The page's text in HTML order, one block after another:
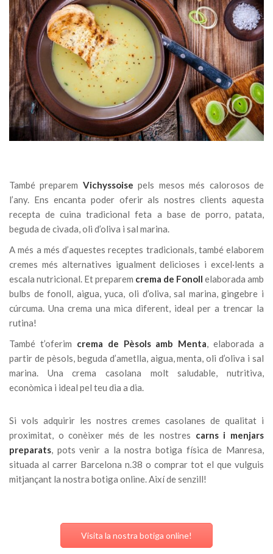
També preparem Vichyssoise pels mesos més calorosos de
l’any. Ens encanta poder oferir als nostres clients aquesta
recepta de cuina tradicional feta a base de porro, patata,
beguda de civada, oli d’oliva i sal marina.
A més a més d’aquestes receptes tradicionals, també elaborem
cremes més alternatives igualment delicioses i excel·lents a
escala nutricional. Et preparem crema de Fonoll elaborada amb
bulbs de fonoll, aigua, yuca, oli d’oliva, sal marina, gingebre i
cúrcuma. Una crema una mica diferent, ideal per a trencar la
rutina!
També t’oferim crema de Pèsols amb Menta, elaborada a
partir de pèsols, beguda d’ametlla, aigua, menta, oli d’oliva i sal
marina. Una crema casolana molt saludable, nutritiva,
econòmica i ideal pel teu dia a dia.
Si vols adquirir les nostres cremes casolanes de qualitat i
proximitat, o conèixer més de les nostres carns i menjars
preparats, pots venir a la nostra botiga física de Manresa,
situada al carrer Barcelona n.38 o comprar tot el que vulguis
mitjançant la nostra botiga online. Així de senzill!
Visita la nostra botiga online!